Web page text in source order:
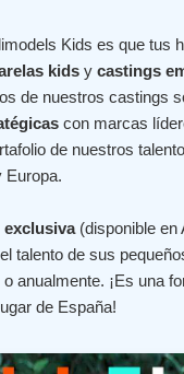
Kids es que tus
kidsy castings
de nuestros castings
con marcas
de nuestros
Europa.
exclusiva(disponible en
talento de sus
anualmente. ¡Es una
de España!